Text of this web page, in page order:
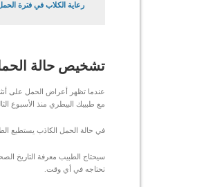
رعاية الكلاب في فترة
تشخيص حالة
عندما تظهر أعراض الحمل على
مع طبيبك البيطري منذ الأسبوع
في حالة الحمل الكاذب يستطيع
سيحتاج الطبيب معرفة التاريخ
تحتاجه في أي وقت.